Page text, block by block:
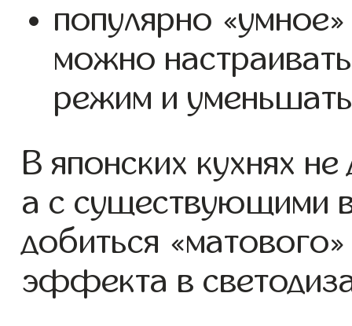
популярно
можно
режим и
В японских кухнях
а с существующими
добиться
эффекта в